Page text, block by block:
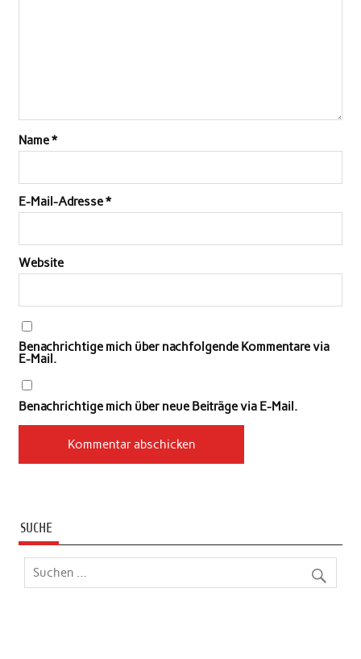
Name*
E-Mail-Adresse*
Website
Benachrichtige mich über nachfolgende Kommentare via
E-Mail.
Benachrichtige mich über neue Beiträge via E-Mail.
SUCHE